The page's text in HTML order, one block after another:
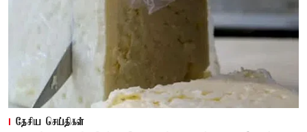
தேசிய செய்திகள்